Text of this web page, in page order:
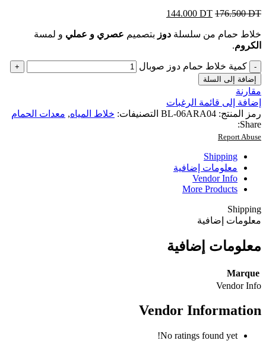
176.500DT
144.000 DT
خلاط حمام من سلسلة دوز بتصميم عصري و عملي و لمسة
الكروم.
كمية خلاط حمام دوز صوبال
إضافة إلى السلة
مقارنة
إضافة إلى قائمة الرغبات
رمز المنتج: BL-06ARA04 التصنيفات: خلاط المياه, معدات الحمام
Share:
Report Abuse
Shipping
معلومات إضافية
Vendor Info
More Products
Shipping
معلومات إضافية
معلومات إضافية
Marque
Vendor Info
Vendor Information
No ratings found yet!